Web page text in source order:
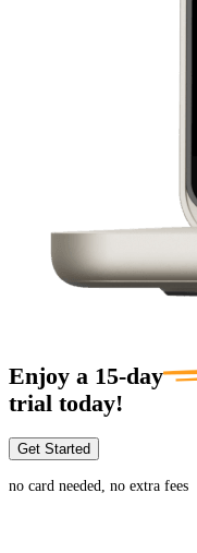
Enjoy a 15-day
trial today!
Get Started
no card needed, no extra fees